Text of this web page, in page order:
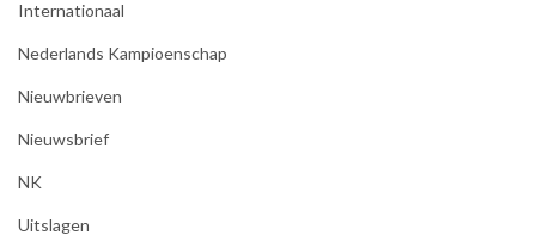
Internationaal
Nederlands Kampioenschap
Nieuwbrieven
Nieuwsbrief
NK
Uitslagen